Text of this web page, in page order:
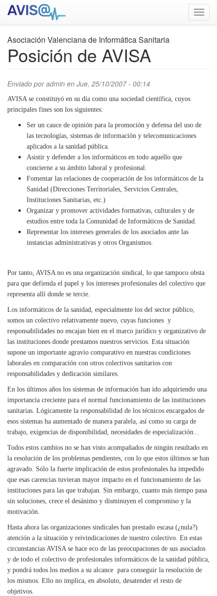
Pasar
Asociación Valenciana de Informática Sanitaria
Posición de AVISA
Enviado poradmin en Jue, 25/10/2007 - 00:14
payday loans for usa
AVISA se constituyó en su día como una sociedad científica, cuyos
principales fines son los siguientes:
Ser un cauce de opinión para la promoción y defensa del uso de
las tecnologías, sistemas de información y telecomunicaciones
aplicados a la sanidad pública.
Asistir y defender a los informáticos en todo aquello que
concierne a su ámbito laboral y profesional.
Fomentar las relaciones de cooperación de los informáticos de la
Sanidad (Direcciones Territoriales, Servicios Centrales,
Instituciones Sanitarias, etc.)
Organizar y promover actividades formativas, culturales y de
estudios entre toda la Comunidad de Informáticos de Sanidad.
Representar los intereses generales de los asociados ante las
instancias administrativas y otros Organismos.
Por tanto, AVISA no es una organización sindical, lo que tampoco obsta
para que defienda el papel y los intereses profesionales del colectivo que
representa allí donde se tercie.
Los informáticos de la sanidad, especialmente los del sector público,
somos un colectivo relativamente nuevo, cuyas funciones y
responsabilidades no encajan bien en el marco jurídico y organizativo de
las instituciones donde prestamos nuestros servicios. Esta situación
supone un importante agravio comparativo en nuestras condiciones
laborales en comparación con otros colectivos sanitarios con
responsabilidades y dedicación similares.
En los últimos años los sistemas de información han ido adquiriendo una
importancia creciente para el normal funcionamiento de las instituciones
sanitarias. Lógicamente la responsabilidad de los técnicos encargados de
esos sistemas ha aumentado de manera paralela, así como su carga de
trabajo, exigencias de disponibilidad, necesidades de especialización...
Todos estos cambios no se han visto acompañados de ningún resultado en
la resolución de los problemas pendientes, con lo que estos últimos se han
agravado. Sólo la fuerte implicación de estos profesionales ha impedido
que esas carencias tuvieran mayor impacto en el funcionamiento de las
instituciones para las que trabajan. Sin embargo, cuanto más tiempo pasa
sin soluciones, crece el desánimo y disminuyen el compromiso y la
motivación.
Hasta ahora las organizaciones sindicales han prestado escasa (¿nula?)
atención a la situación y reivindicaciones de nuestro colectivo. En estas
circunstancias AVISA se hace eco de las preocupaciones de sus asociados
y de todo el colectivo de profesionales informáticos de la sanidad pública,
y pondrá todos los medios a su alcance para conseguir la resolución de
los mismos. Ello no implica, en absoluto, desatender el resto de
objetivos.